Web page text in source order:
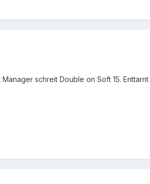
schreit Double on Soft 15.